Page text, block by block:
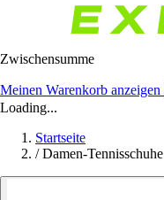
Zwischensumme
Meinen Warenkorb anzeigen
Loading...
Startseite
/ Damen-